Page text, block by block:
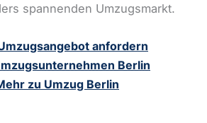
spannenden Umzugsmarkt.
anfordern
Berlin
zu Umzug Berlin